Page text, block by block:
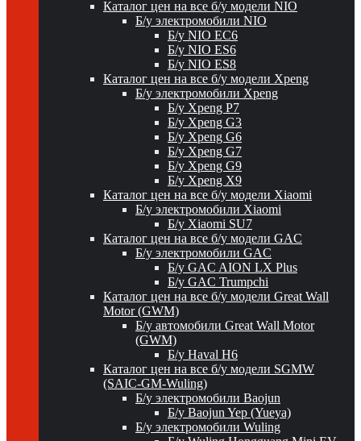
Каталог цен на все б/у модели NIO
Б/у электромобили NIO
Б/у NIO EC6
Б/у NIO ES6
Б/у NIO ES8
Каталог цен на все б/у модели Xpeng
Б/у электромобили Xpeng
Б/у Xpeng P7
Б/у Xpeng G3
Б/у Xpeng G6
Б/у Xpeng G7
Б/у Xpeng G9
Б/у Xpeng X9
Каталог цен на все б/у модели Xiaomi
Б/у электромобили Xiaomi
Б/у Xiaomi SU7
Каталог цен на все б/у модели GAC
Б/у электромобили GAC
Б/у GAC AION LX Plus
Б/у GAC Trumpchi
Каталог цен на все б/у модели Great Wall
Motor (GWM)
Б/у автомобили Great Wall Motor
(GWM)
Б/у Haval H6
Каталог цен на все б/у модели SGMW
(SAIC-GM-Wuling)
Б/у электромобили Baojun
Б/у Baojun Yep (Yueya)
Б/у электромобили Wuling